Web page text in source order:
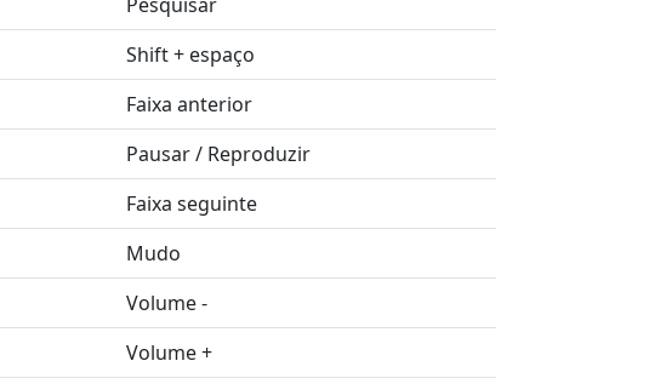
Shift + espaço
Faixa anterior
Pausar / Reproduzir
Faixa seguinte
Mudo
Volume -
Volume +